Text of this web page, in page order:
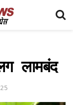
लामबंद